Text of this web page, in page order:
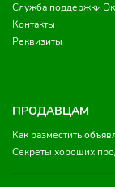
Служба поддержки
Контакты
Реквизиты
ПРОДАВЦАМ
Как разместить
Секреты хороших